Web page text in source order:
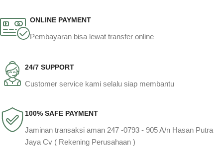
ONLINE PAYMENT
Pembayaran bisa lewat transfer online
24/7 SUPPORT
Customer service kami selalu siap membantu
100% SAFE PAYMENT
Jaminan transaksi aman 247 -0793 - 905 A/n Hasan Putra
Jaya Cv ( Rekening Perusahaan )